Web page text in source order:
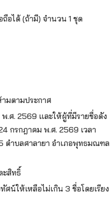
อได้ (ถ้ามี) จำนวน 1 ชุด
มตามประกาศ
.ศ. 2569 และให้ผู้ที่มีรายชื่อดัง
กรกฎาคม พ.ศ. 2569 เวลา
ำบลศาลายา อำเภอพุทธมณฑล
ะสิทธิ์
น์ให้เหลือไม่เกิน 3 ชื่อโดยเรียง